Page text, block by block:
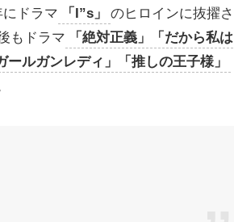
ドラマ 「I”s」
のヒロインに抜擢さ
もドラマ
「絶対正義」「だから私は
ルガンレディ」「推しの王子様」